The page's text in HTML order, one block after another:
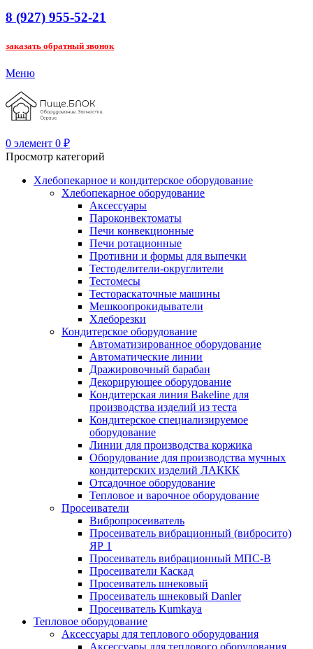
8 (927) 955-52-21
заказать обратный звонок
Меню
0 элемент 0 ₽
Просмотр категорий
Хлебопекарное и кондитерское оборудование
Хлебопекарное оборудование
Аксессуары
Пароконвектоматы
Печи конвекционные
Печи ротационные
Противни и формы для выпечки
Тестоделители-округлители
Тестомесы
Тестораскаточные машины
Мешкоопрокидыватели
Хлеборезки
Кондитерское оборудование
Автоматизированное оборудование
Автоматические линии
Дражировочный барабан
Декорирующее оборудование
Кондитерская линия Bakeline для
производства изделий из теста
Кондитерское специализируемое
оборудование
Линии для производства коржика
Оборудование для производства мучных
кондитерских изделий ЛАККК
Отсадочное оборудование
Тепловое и варочное оборудование
Просеиватели
Вибропросеиватель
Просеиватель вибрационный (вибросито)
ЯР 1
Просеиватель вибрационный МПС-В
Просеиватели Каскад
Просеиватель шнековый
Просеиватель шнековый Danler
Просеиватель Kumkaya
Тепловое оборудование
Аксессуары для теплового оборудования
Аксессуары для теплового оборудования